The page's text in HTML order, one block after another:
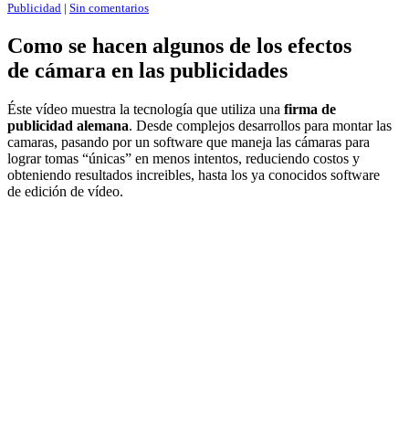
Publicidad | Sin comentarios
Como se hacen algunos de los efectos
de cámara en las publicidades
Éste vídeo muestra la tecnología que utiliza una firma de
publicidad alemana. Desde complejos desarrollos para montar las
camaras, pasando por un software que maneja las cámaras para
lograr tomas “únicas” en menos intentos, reduciendo costos y
obteniendo resultados increibles, hasta los ya conocidos software
de edición de vídeo.